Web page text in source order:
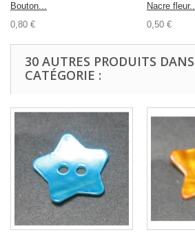
Bouton...
0,80 €
Nacre
0,50 €
30 AUTRES PRODUITS
CATÉGORIE :